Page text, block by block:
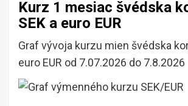
Kurz 1 mesiac švédska
SEK a euro EUR
Graf vývoja kurzu mien švédska
euro EUR od 7.07.2026 do 7.8.2026